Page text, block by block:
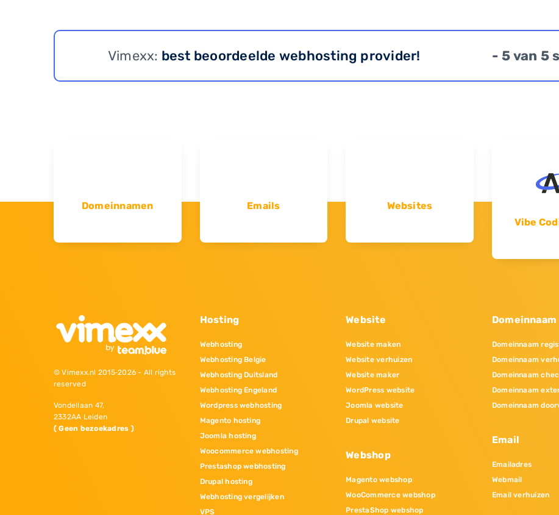
Vimexx: best beoordeelde webhosting provider! - 5 van 5
Domeinnamen Emails
Websites
Vibe
© Vimexx.nl 2015‐2026 - All rights
reserved
Vondellaan 47,
2332AA Leiden
( Geen bezoekadres )
Hosting
Webhosting
Webhosting Belgie
Webhosting Duitsland
Webhosting Engeland
Wordpress webhosting
Magento hosting
Joomla hosting
Woocommerce webhosting
Prestashop webhosting
Drupal hosting
Webhosting vergelijken
VPS
Website
Website maken
Website verhuizen
Website maker
WordPress website
Joomla website
Drupal website
Webshop
Magento webshop
WooCommerce webshop
PrestaShop webshop
Domeinnaam
Domeinnaam
Domeinnaam
Domeinnaam
Domeinnaam
Domeinnaam
Email
Emailadres
Webmail
Email verhuizen